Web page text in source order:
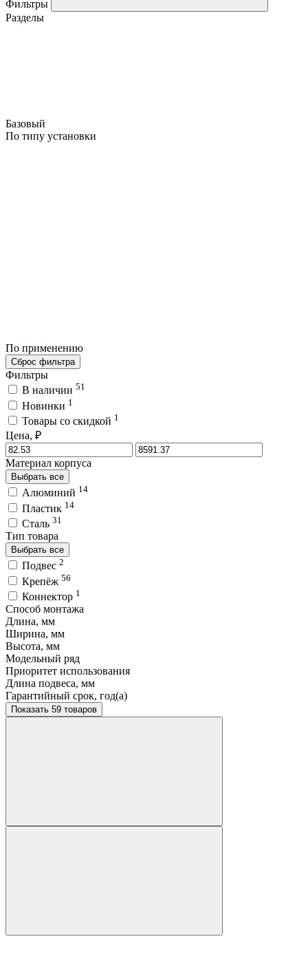
Фильтры
Разделы
Базовый
По типу установки
По применению
Сброс фильтра
Фильтры
В наличии 51
Новинки 1
Товары со скидкой 1
Цена, ₽
Материал корпуса
Выбрать все
Алюминий 14
Пластик 14
Сталь 31
Тип товара
Выбрать все
Подвес 2
Крепёж 56
Коннектор 1
Способ монтажа
Длина, мм
Ширина, мм
Высота, мм
Модельный ряд
Приоритет использования
Длина подвеса, мм
Гарантийный срок, год(а)
Показать 59 товаров